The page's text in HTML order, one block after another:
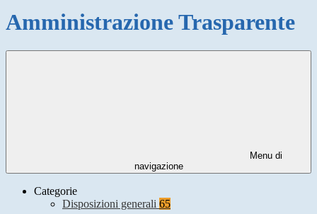
Amministrazione Trasparente
Menu di
navigazione
Categorie
Disposizioni generali 65